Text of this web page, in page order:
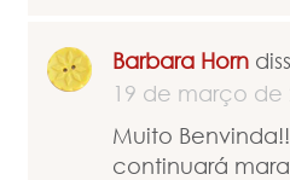
Barbara Horn
19 de março de
Muito
continuará